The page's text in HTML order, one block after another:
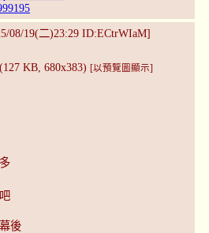
08/19(二)23:29 ID:ECtrWIaM]
KB, 680x383) [以預覽圖顯示]
後